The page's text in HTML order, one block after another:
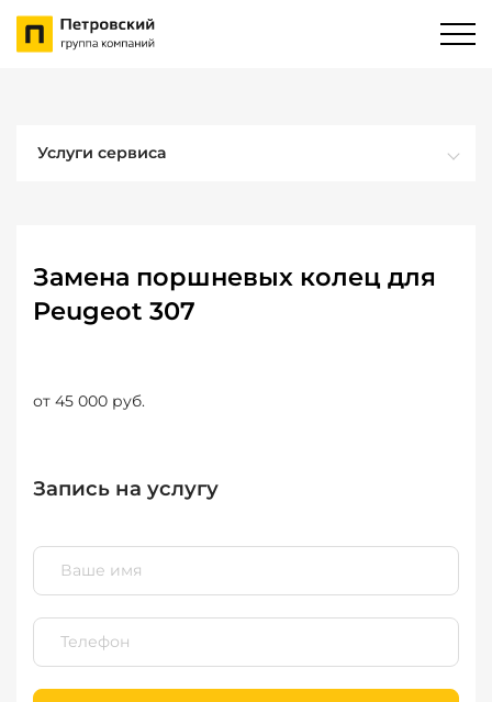
Услуги сервиса
Замена поршневых колец для
Peugeot 307
от 45 000 руб.
Запись на услугу